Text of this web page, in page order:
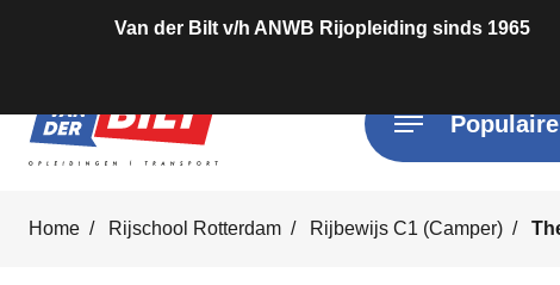
Van der Bilt v/h ANWB Rijopleiding sinds 1965
Home Rijschool Rotterdam Rijbewijs C1 (Camper)